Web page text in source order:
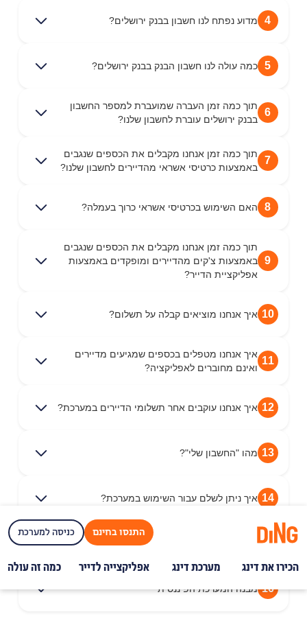
הכירו את דינג מערכת דינג אפליקצייה לדייר כמה זה עולה?
כניסה למערכת התנסו בחינם
מדוע נפתח לנו חשבון בבנק ירושלים? 4
כמה עולה לנו חשבון הבנק בבנק ירושלים? 5
תוך כמה זמן העברה שמועברת למספר החשבון
בבנק ירושלים עוברת לחשבון שלנו?
6
תוך כמה זמן אנחנו מקבלים את הכספים שנגבים
באמצעות כרטיסי אשראי מהדיירים לחשבון שלנו?
7
האם השימוש בכרטיסי אשראי כרוך בעמלה? 8
תוך כמה זמן אנחנו מקבלים את הכספים שנגבים
באמצעות צ'קים מהדיירים ומופקדים באמצעות
אפליקציית הדייר?
9
איך אנחנו מוציאים קבלה על תשלום? 10
איך אנחנו מטפלים בכספים שמגיעים מדיירים
ואינם מחוברים לאפליקציה?
11
איך אנחנו עוקבים אחר תשלומי הדיירים במערכת? 12
מהו "החשבון שלי"? 13
איך ניתן לשלם עבור השימוש במערכת? 14
מהי העברה בקליק? 15
מבנה המערכת הפיננסית 16